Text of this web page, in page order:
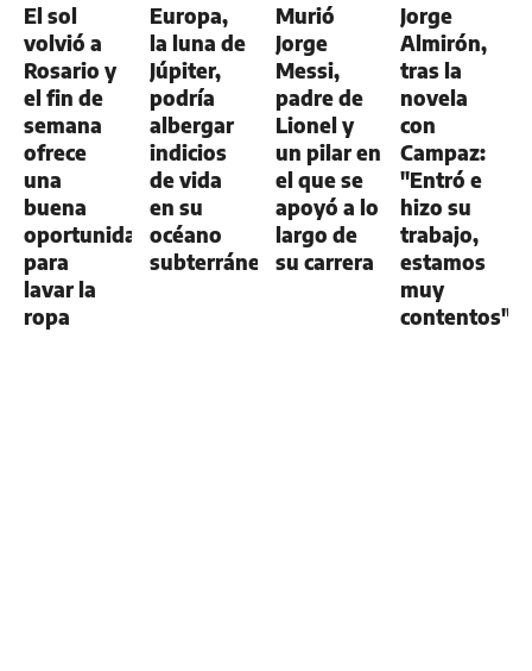
El sol
volvió a
Rosario y
el fin de
semana
ofrece
una
buena
oportunidad
para
lavar la
ropa
Europa,
la luna de
Júpiter,
podría
albergar
indicios
de vida
en su
océano
subterráneo
Murió
Jorge
Messi,
padre de
Lionel y
un pilar en
el que se
apoyó a lo
largo de
su carrera
Jorge
Almirón,
tras la
novela
con
Campaz:
"Entró e
hizo su
trabajo,
estamos
muy
contentos"